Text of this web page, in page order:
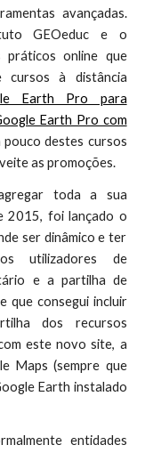
avançadas.
GEOeduc e o
práticos online que
cursos à distância
Earth Pro para
Earth Pro com
pouco destes cursos
as promoções.
toda a sua
2015, foi lançado o
ser dinâmico e ter
utilizadores de
e a partilha de
que consegui incluir
dos recursos
este novo site, a
Maps (sempre que
Earth instalado
entidades